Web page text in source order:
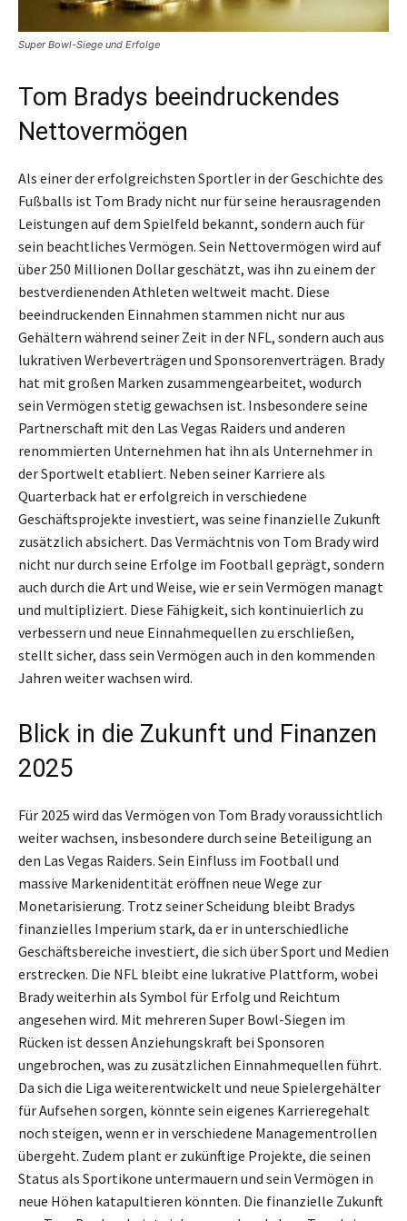
Super Bowl-Siege und Erfolge
Tom Bradys beeindruckendes
Nettovermögen
Als einer der erfolgreichsten Sportler in der Geschichte des
Fußballs ist Tom Brady nicht nur für seine herausragenden
Leistungen auf dem Spielfeld bekannt, sondern auch für
sein beachtliches Vermögen. Sein Nettovermögen wird auf
über 250 Millionen Dollar geschätzt, was ihn zu einem der
bestverdienenden Athleten weltweit macht. Diese
beeindruckenden Einnahmen stammen nicht nur aus
Gehältern während seiner Zeit in der NFL, sondern auch aus
lukrativen Werbeverträgen und Sponsorenverträgen. Brady
hat mit großen Marken zusammengearbeitet, wodurch
sein Vermögen stetig gewachsen ist. Insbesondere seine
Partnerschaft mit den Las Vegas Raiders und anderen
renommierten Unternehmen hat ihn als Unternehmer in
der Sportwelt etabliert. Neben seiner Karriere als
Quarterback hat er erfolgreich in verschiedene
Geschäftsprojekte investiert, was seine finanzielle Zukunft
zusätzlich absichert. Das Vermächtnis von Tom Brady wird
nicht nur durch seine Erfolge im Football geprägt, sondern
auch durch die Art und Weise, wie er sein Vermögen managt
und multipliziert. Diese Fähigkeit, sich kontinuierlich zu
verbessern und neue Einnahmequellen zu erschließen,
stellt sicher, dass sein Vermögen auch in den kommenden
Jahren weiter wachsen wird.
Blick in die Zukunft und Finanzen
2025
Für 2025 wird das Vermögen von Tom Brady voraussichtlich
weiter wachsen, insbesondere durch seine Beteiligung an
den Las Vegas Raiders. Sein Einfluss im Football und
massive Markenidentität eröffnen neue Wege zur
Monetarisierung. Trotz seiner Scheidung bleibt Bradys
finanzielles Imperium stark, da er in unterschiedliche
Geschäftsbereiche investiert, die sich über Sport und Medien
erstrecken. Die NFL bleibt eine lukrative Plattform, wobei
Brady weiterhin als Symbol für Erfolg und Reichtum
angesehen wird. Mit mehreren Super Bowl-Siegen im
Rücken ist dessen Anziehungskraft bei Sponsoren
ungebrochen, was zu zusätzlichen Einnahmequellen führt.
Da sich die Liga weiterentwickelt und neue Spielergehälter
für Aufsehen sorgen, könnte sein eigenes Karrieregehalt
noch steigen, wenn er in verschiedene Managementrollen
übergeht. Zudem plant er zukünftige Projekte, die seinen
Status als Sportikone untermauern und sein Vermögen in
neue Höhen katapultieren könnten. Die finanzielle Zukunft